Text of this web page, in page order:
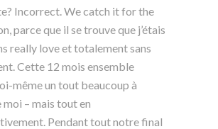
Incorrect. We catch it for the
parce que il se trouve que j’étais
really love et totalement sans
Cette 12 mois ensemble
même un tout beaucoup à
– mais tout en
Pendant tout notre final